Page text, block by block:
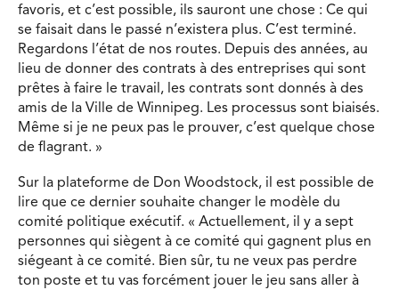
favoris, et c’est possible, ils sauront une chose : Ce qui
se faisait dans le passé n’existera plus. C’est terminé.
Regardons l’état de nos routes. Depuis des années, au
lieu de donner des contrats à des entreprises qui sont
prêtes à faire le travail, les contrats sont donnés à des
amis de la Ville de Winnipeg. Les processus sont biaisés.
Même si je ne peux pas le prouver, c’est quelque chose
de flagrant. »
Sur la plateforme de Don Woodstock, il est possible de
lire que ce dernier souhaite changer le modèle du
comité politique exécutif. « Actuellement, il y a sept
personnes qui siègent à ce comité qui gagnent plus en
siégeant à ce comité. Bien sûr, tu ne veux pas perdre
ton poste et tu vas forcément jouer le jeu sans aller à